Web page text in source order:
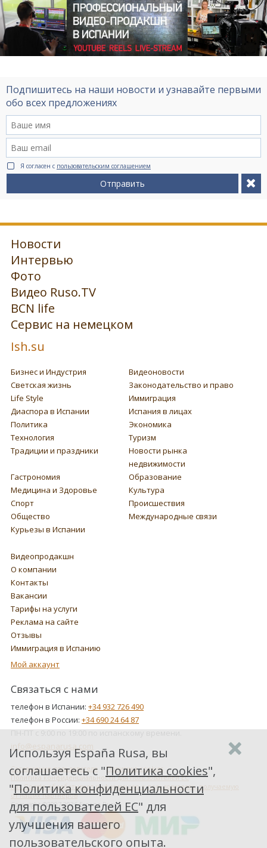
Подпишитесь на наши новости и узнавайте первыми
обо всех предложениях
Я согласен с пользовательским соглашением
Отправить
Новости
Интервью
Фото
Видео Ruso.TV
BCN life
Сервис на немецком
Ish.su
Бизнес и Индустрия
Видеоновости
Светская жизнь
Законодательство и право
Life Style
Иммиграция
Диаспора в Испании
Испания в лицах
Политика
Экономика
Технология
Туризм
Традиции и праздники
Новости рынка
недвижимости
Гастрономия
Образование
Медицина и Здоровье
Культура
Спорт
Происшествия
Общество
Международные связи
Курьезы в Испании
Видеопродакшн
О компании
Контакты
Вакансии
Тарифы на услуги
Реклама на сайте
Отзывы
Иммиграция в Испанию
Мой аккаунт
Связаться с нами
телефон в Испании: +34 932 726 490
телефон в России: +34 690 24 64 87
ПН-ПТ с 9:00 по 19:00 по испанскому времени.
info@espanarusa.com
Соглашение пользователя
Политика cookies
Политика конфиденциальности для пользователей ЕС
Как Google обрабатывает информацию о пользователях, получаемую
от наших партнеров
Copyright ©2007-2026 Espana Rusa
Используя España Rusa, вы
соглашаетесь с "Политика cookies",
"Политика конфиденциальности
для пользователей ЕС" для
улучшения вашего
пользовательского опыта.